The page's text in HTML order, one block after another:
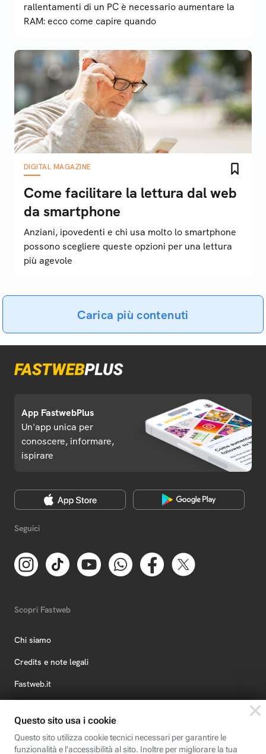
rallentamenti di un PC è necessario aumentare la
RAM: ecco come capire quando
DIGITAL MAGAZINE
Come facilitare la lettura dal web
da smartphone
Anziani, ipovedenti e chi usa molto lo smartphone
possono scegliere queste opzioni per una lettura
più agevole
Carica più contenuti
App FastwebPlus
Un'app unica per
conoscere, informare,
ispirare
Seguici
Scopri Fastweb
Chi siamo
Credits e note legali
Fastweb.it
Fastweb Digital Academy